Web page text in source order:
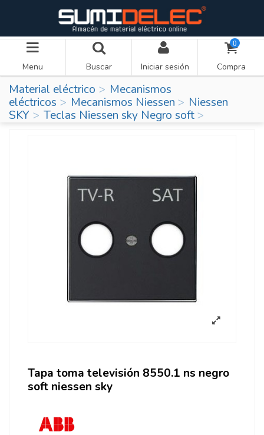
Menu Buscar Iniciar sesión
0
Compra
Material eléctrico
Mecanismos
eléctricos
Mecanismos Niessen
Niessen
SKY
Teclas Niessen sky Negro soft
Tapa toma televisión 8550.1 ns negro
soft niessen sky